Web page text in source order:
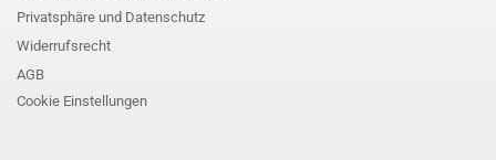
Privatsphäre und Datenschutz
Widerrufsrecht
AGB
Cookie Einstellungen